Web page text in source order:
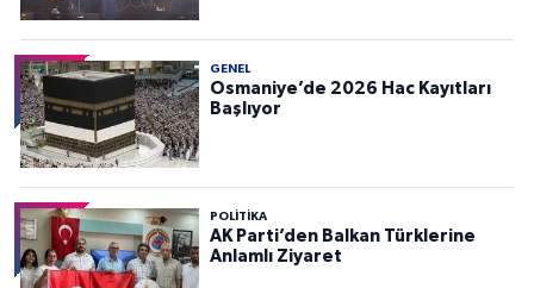
GENEL
Osmaniye’de 2026 Hac Kayıtları
Başlıyor
POLITIKA
AK Parti’den Balkan Türklerine
Anlamlı Ziyaret